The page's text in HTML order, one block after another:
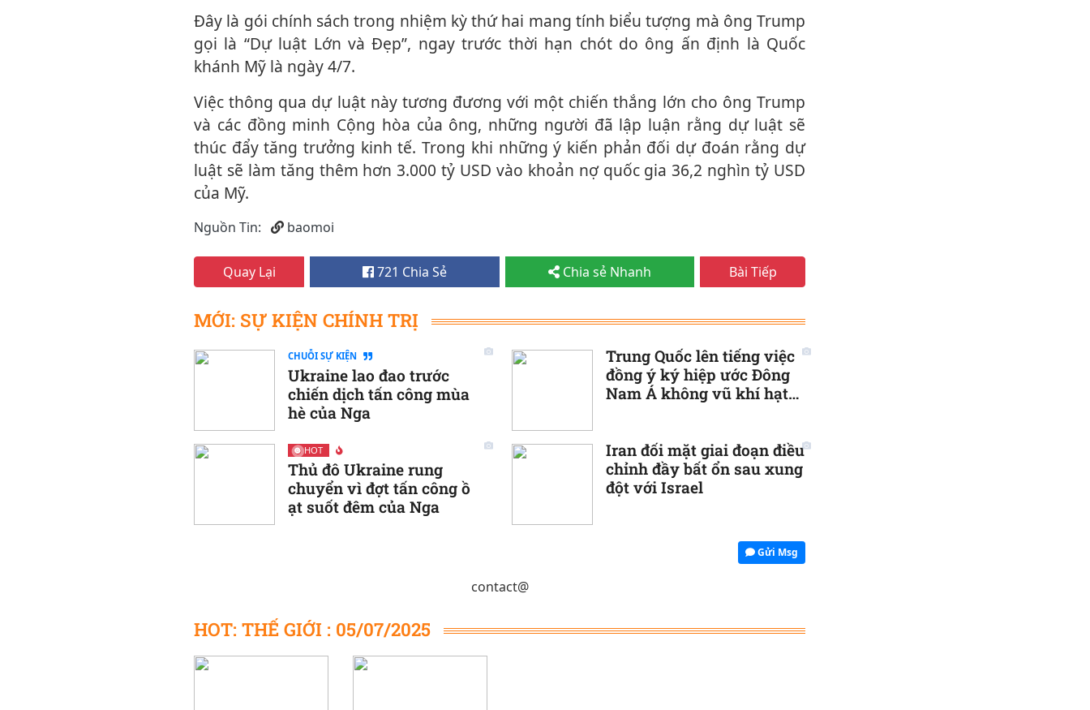
Đây là gói chính sách trong nhiệm kỳ thứ hai mang tính biểu tượng mà ông Trump
gọi là “Dự luật Lớn và Đẹp”, ngay trước thời hạn chót do ông ấn định là Quốc
khánh Mỹ là ngày 4/7.
Việc thông qua dự luật này tương đương với một chiến thắng lớn cho ông Trump
và các đồng minh Cộng hòa của ông, những người đã lập luận rằng dự luật sẽ
thúc đẩy tăng trưởng kinh tế. Trong khi những ý kiến phản đối dự đoán rằng dự
luật sẽ làm tăng thêm hơn 3.000 tỷ USD vào khoản nợ quốc gia 36,2 nghìn tỷ USD
của Mỹ.
Nguồn Tin: baomoi
Quay Lại 721 Chia Sẻ Chia sẻ Nhanh Bài Tiếp
MỚI: SỰ KIỆN CHÍNH TRỊ
CHUỖI SỰ KIỆN
Ukraine lao đao trước
chiến dịch tấn công mùa
hè của Nga
Trung Quốc lên tiếng việc
đồng ý ký hiệp ước Đông
Nam Á không vũ khí hạt
HOT
Thủ đô Ukraine rung
chuyển vì đợt tấn công ồ
ạt suốt đêm của Nga
Iran đối mặt giai đoạn điều
chỉnh đầy bất ổn sau xung
đột với Israel
Gửi Msg
contact@
HOT: THẾ GIỚI : 05/07/2025